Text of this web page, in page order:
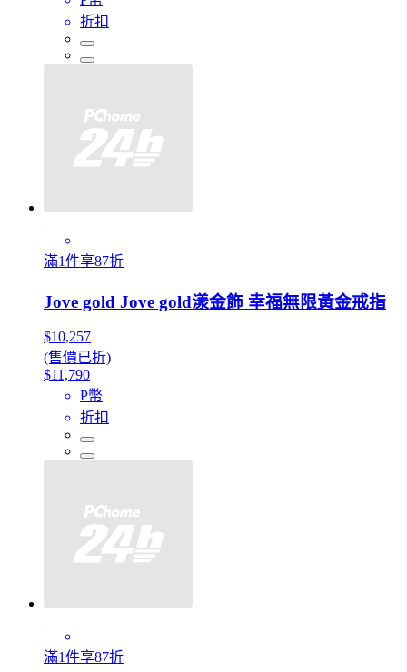
折扣
滿1件享87折
Jove gold Jove gold漾金飾 幸福無限黃金戒指
$10,257
(售價已折)
$11,790
P幣
折扣
滿1件享87折